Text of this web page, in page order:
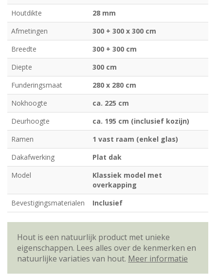
Houtdikte
28 mm
Afmetingen
300 + 300 x 300 cm
Breedte
300 + 300 cm
Diepte
300 cm
Funderingsmaat
280 x 280 cm
Nokhoogte
ca. 225 cm
Deurhoogte
ca. 195 cm (inclusief kozijn)
Ramen
1 vast raam (enkel glas)
Dakafwerking
Plat dak
Model
Klassiek model met
overkapping
Bevestigingsmaterialen
Inclusief
Hout is een natuurlijk product met unieke
eigenschappen. Lees alles over de kenmerken en
natuurlijke variaties van hout. Meer informatie